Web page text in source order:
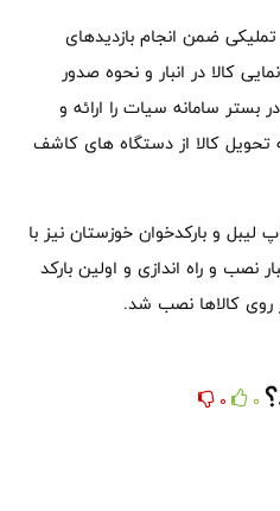
ضمن انجام بازدیدهای
کالا در انبار و نحوه صدور‌
بستر سامانه سیات را ارائه و
تحویل کالا از دستگاه های کاشف
لیبل و بارکدخوان خوزستان نیز با
نصب و راه اندازی و اولین بارکد
روی کالاها نصب شد.
0
0